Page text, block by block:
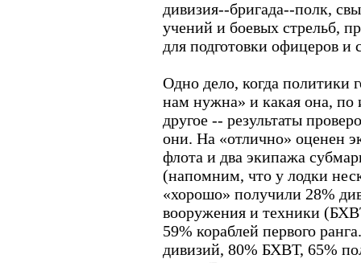
дивизия--бригада--полк,
учений и боевых стрельб,
для подготовки офицеров и
Одно дело, когда политики
нам нужна» и какая она,
другое -- результаты
они. На «отлично» оценен
флота и два экипажа
(напомним, что у лодки
«хорошо» получили 28%
вооружения и техники
59% кораблей первого
дивизий, 80% БХВТ, 65%